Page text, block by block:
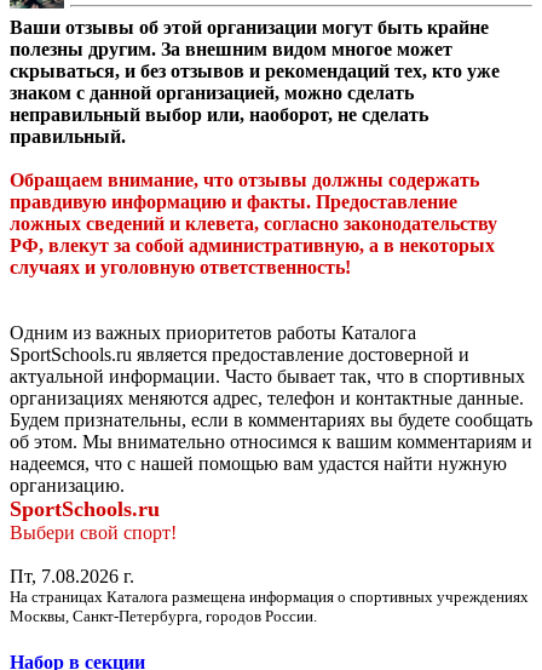
Ваши отзывы об этой организации могут быть крайне
полезны другим. За внешним видом многое может
скрываться, и без отзывов и рекомендаций тех, кто уже
знаком с данной организацией, можно сделать
неправильный выбор или, наоборот, не сделать
правильный.
Обращаем внимание, что отзывы должны содержать
правдивую информацию и факты. Предоставление
ложных сведений и клевета, согласно законодательству
РФ, влекут за собой административную, а в некоторых
случаях и уголовную ответственность!
Одним из важных приоритетов работы Каталога
SportSchools.ru является предоставление достоверной и
актуальной информации. Часто бывает так, что в спортивных
организациях меняются адрес, телефон и контактные данные.
Будем признательны, если в комментариях вы будете сообщать
об этом. Мы внимательно относимся к вашим комментариям и
надеемся, что с нашей помощью вам удастся найти нужную
организацию.
SportSchools.ru
Выбери свой спорт!
Пт, 7.08.2026 г.
На страницах Каталога размещена информация о спортивных учреждениях
Москвы, Санкт-Петербурга, городов России.
Набор в секции